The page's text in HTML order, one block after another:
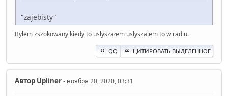
"zajebisty"
Bylem zszokowany kiedy to usłyszałem uslyszalem to w radiu.
QQ ЦИТИРОВАТЬ ВЫДЕЛЕННОЕ
Автор Upliner- ноября 20, 2020, 03:31